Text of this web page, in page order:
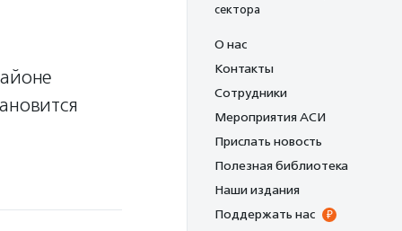
сектора
О нас
Контакты
Сотрудники
Мероприятия АСИ
Прислать новость
Полезная библиотека
Наши издания
Поддержать нас